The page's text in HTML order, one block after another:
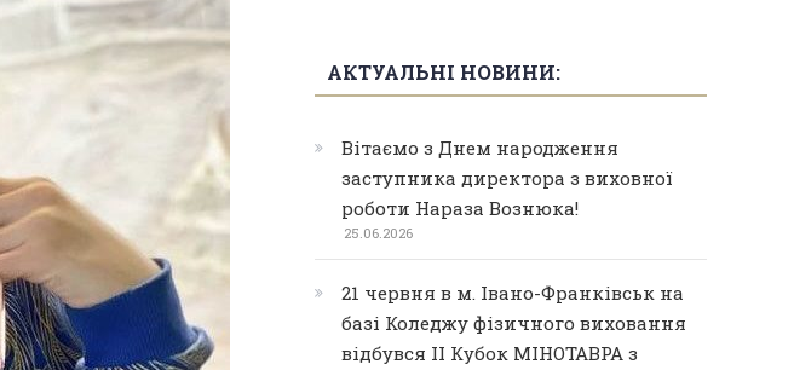
АКТУАЛЬНІ НОВИНИ:
Вітаємо з Днем народження
заступника директора з виховної
роботи Нараза Вознюка!
25.06.2026
21 червня в м. Івано-Франківськ на
базі Коледжу фізичного виховання
відбувся ІІ Кубок МІНОТАВРА з